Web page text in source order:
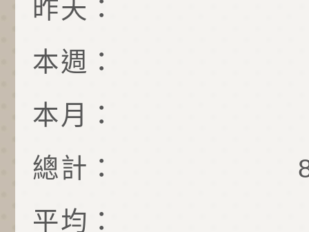
昨天：
本週：
本月：
總計：
平均：